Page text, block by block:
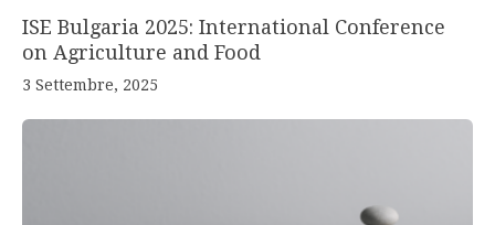
ISE Bulgaria 2025: International Conference
on Agriculture and Food
3 Settembre, 2025